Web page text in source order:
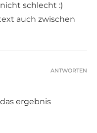
schlecht :)
auch zwischen
ergebnis
ANTWORTEN